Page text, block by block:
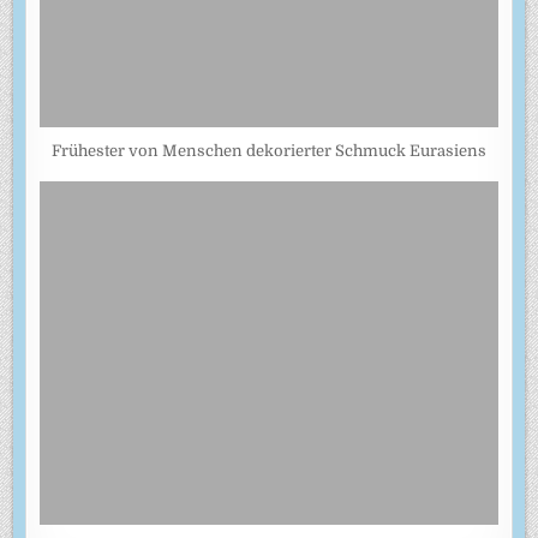
Frühester von Menschen dekorierter Schmuck Eurasiens